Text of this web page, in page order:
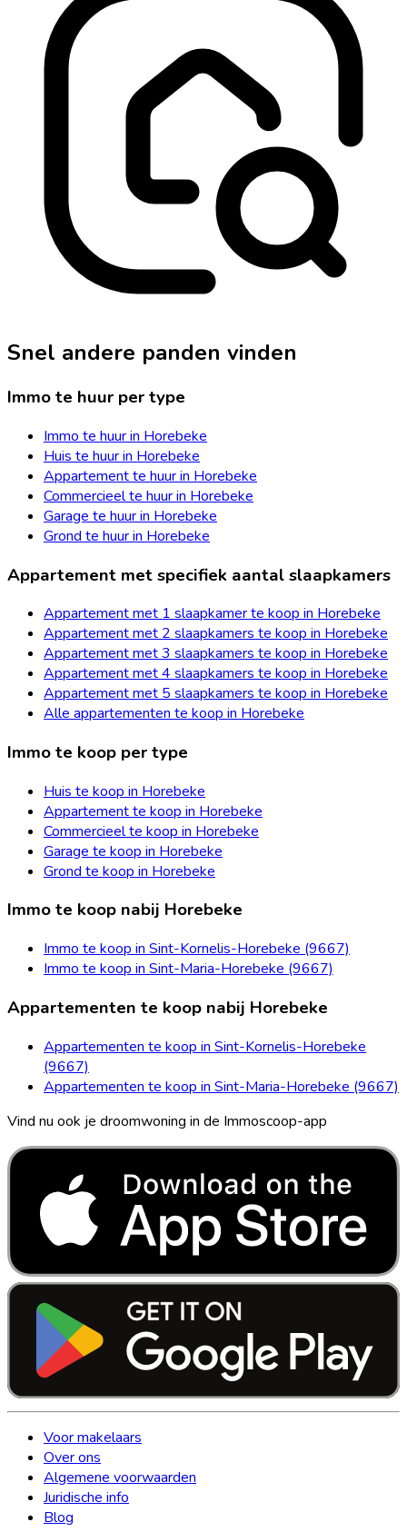
Snel andere panden vinden
Immo te huur per type
Immo te huur in Horebeke
Huis te huur in Horebeke
Appartement te huur in Horebeke
Commercieel te huur in Horebeke
Garage te huur in Horebeke
Grond te huur in Horebeke
Appartement met specifiek aantal slaapkamers
Appartement met 1 slaapkamer te koop in Horebeke
Appartement met 2 slaapkamers te koop in Horebeke
Appartement met 3 slaapkamers te koop in Horebeke
Appartement met 4 slaapkamers te koop in Horebeke
Appartement met 5 slaapkamers te koop in Horebeke
Alle appartementen te koop in Horebeke
Immo te koop per type
Huis te koop in Horebeke
Appartement te koop in Horebeke
Commercieel te koop in Horebeke
Garage te koop in Horebeke
Grond te koop in Horebeke
Immo te koop nabij Horebeke
Immo te koop in Sint-Kornelis-Horebeke (9667)
Immo te koop in Sint-Maria-Horebeke (9667)
Appartementen te koop nabij Horebeke
Appartementen te koop in Sint-Kornelis-Horebeke
(9667)
Appartementen te koop in Sint-Maria-Horebeke (9667)
Vind nu ook je droomwoning in de Immoscoop-app
Voor makelaars
Over ons
Algemene voorwaarden
Juridische info
Blog